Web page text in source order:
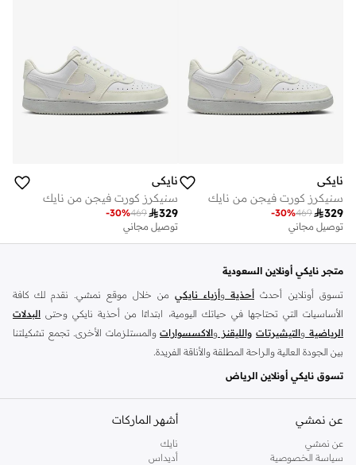
نايكي
سنيكرز كورت فيجن من نايك
329
469
-30%
توصيل مجاني
نايكي
سنيكرز كورت فيجن من نايك
329
469
-30%
توصيل مجاني
متجر نايكي أونلاين السعودية
تسوق أونلاين أحدث أحذية وأزياء نايكي من خلال موقع نمشي. نقدم لك كافة
الأساسيات التي تحتاجها في حياتك اليومية، ابتداءًا من أحذية نايكي وحتى البدلات
الرياضية والتيشيرتات والليقنز والاكسسوارات والمستلزمات الأخرى. تجمع تشكيلتنا
بين الجودة العالية والراحة المطلقة والأناقة الفريدة.
تسوق نايكي أونلاين الرياض
تضم مجموعة نايكي كافة استايلات السنيكرز التي يحبها الجميع، استعرض سنيكرزاير
فورسوزوم
وتانجون وفليكس وغيرهم الكثير. مارس تمارينك اليومية
بحرية تامة مع سنيكرز نايكي المريحة واشعر دائمًا بالحماس لمزيد من الرياضة. احصل
عن نمشي
عن نمشي
سياسة الخصوصية
أشهر الماركات
نايك
أديداس